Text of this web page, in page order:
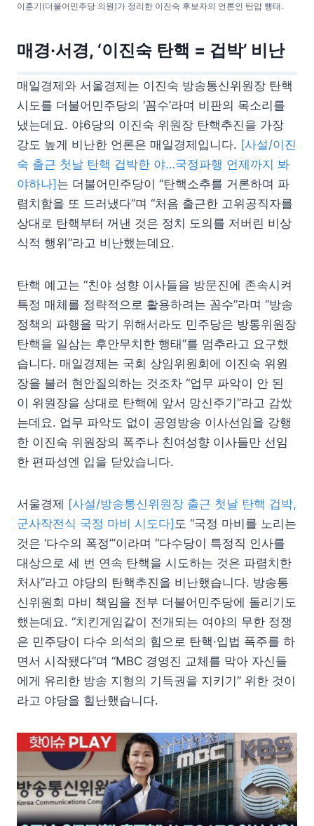
이훈기(더불어민주당 의원)가 정리한 이진숙 후보자의 언론인 탄압 행태.
매경·서경, ‘이진숙 탄핵 = 겁박’ 비난
매일경제와 서울경제는 이진숙 방송통신위원장 탄핵
시도를 더불어민주당의 ‘꼼수’라며 비판의 목소리를
냈는데요. 야6당의 이진숙 위원장 탄핵추진을 가장
강도 높게 비난한 언론은 매일경제입니다. [사설/이진
숙 출근 첫날 탄핵 겁박한 야…국정파행 언제까지 봐
야하나] 는 더불어민주당이 “탄핵소추를 거론하며 파
렴치함을 또 드러냈다”며 “처음 출근한 고위공직자를
상대로 탄핵부터 꺼낸 것은 정치 도의를 저버린 비상
식적 행위”라고 비난했는데요.
탄핵 예고는 “친야 성향 이사들을 방문진에 존속시켜
특정 매체를 정략적으로 활용하려는 꼼수”라며 “방송
정책의 파행을 막기 위해서라도 민주당은 방통위원장
탄핵을 일삼는 후안무치한 행태”를 멈추라고 요구했
습니다. 매일경제는 국회 상임위원회에 이진숙 위원
장을 불러 현안질의하는 것조차 “업무 파악이 안 된
이 위원장을 상대로 탄핵에 앞서 망신주기”라고 감쌌
는데요. 업무 파악도 없이 공영방송 이사선임을 강행
한 이진숙 위원장의 폭주나 친여성향 이사들만 선임
한 편파성엔 입을 닫았습니다.
서울경제 [사설/방송통신위원장 출근 첫날 탄핵 겁박,
군사작전식 국정 마비 시도다] 도 “국정 마비를 노리는
것은 ‘다수의 폭정’”이라며 “다수당이 특정직 인사를
대상으로 세 번 연속 탄핵을 시도하는 것은 파렴치한
처사”라고 야당의 탄핵추진을 비난했습니다. 방송통
신위원회 마비 책임을 전부 더불어민주당에 돌리기도
했는데요. “치킨게임같이 전개되는 여야의 무한 정쟁
은 민주당이 다수 의석의 힘으로 탄핵·입법 폭주를 하
면서 시작됐다”며 “MBC 경영진 교체를 막아 자신들
에게 유리한 방송 지형의 기득권을 지키기” 위한 것이
라고 야당을 힐난했습니다.